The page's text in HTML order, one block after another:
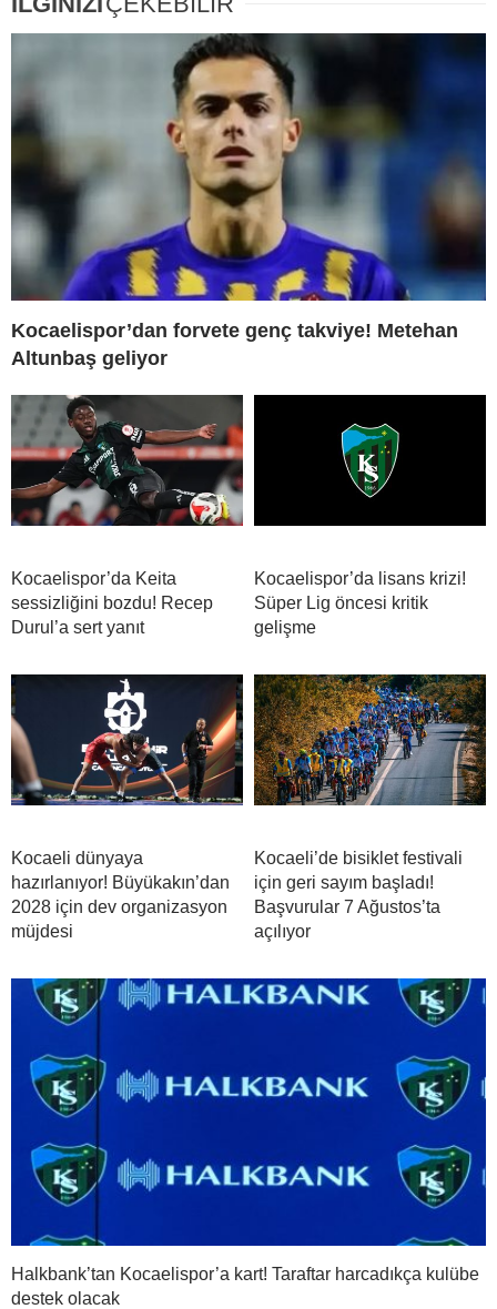
Kocaelispor’dan forvete genç takviye! Metehan
Altunbaş geliyor
Kocaelispor’da Keita
sessizliğini bozdu! Recep
Durul’a sert yanıt
Kocaelispor’da lisans krizi!
Süper Lig öncesi kritik
gelişme
Kocaeli dünyaya
hazırlanıyor! Büyükakın’dan
2028 için dev organizasyon
müjdesi
Kocaeli’de bisiklet festivali
için geri sayım başladı!
Başvurular 7 Ağustos’ta
açılıyor
Halkbank’tan Kocaelispor’a kart! Taraftar harcadıkça kulübe
destek olacak